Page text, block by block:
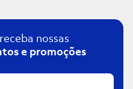
nossas
e promoções